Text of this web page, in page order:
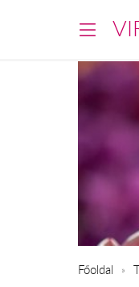
Főoldal